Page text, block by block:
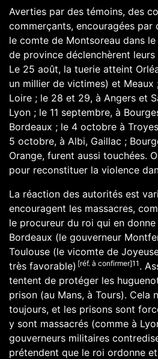
Averties par des témoins, des
commerçants, encouragées par
le comte de Montsoreau dans
de province déclenchèrent leurs
Le 25 août, la tuerie atteint
un millier de victimes) et Meaux
Loire ; le 28 et 29, à Angers et
Lyon ; le 11 septembre, à
Bordeaux ; le 4 octobre à Troyes
5 octobre, à Albi, Gaillac ;
Orange, furent aussi touchées.
pour reconstituer la violence
La réaction des autorités est
encouragent les massacres,
le procureur du roi qui en donne
Bordeaux (le gouverneur
Toulouse (le vicomte de
très favorable) [réf. à confirmer]11 .
tentent de protéger les
prison (au Mans, à Tours). Cela
toujours, et les prisons sont
y sont massacrés (comme à
gouverneurs militaires
prétendent que le roi ordonne